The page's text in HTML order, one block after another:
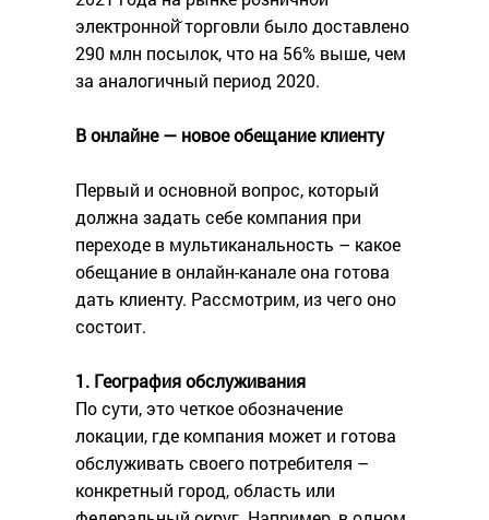
электронной̆ торговли было доставлено
290 млн посылок, что на 56% выше, чем
за аналогичный период 2020.
В онлайне — новое обещание клиенту
Первый и основной вопрос, который
должна задать себе компания при
переходе в мультиканальность – какое
обещание в онлайн-канале она готова
дать клиенту. Рассмотрим, из чего оно
состоит.
1. География обслуживания
По сути, это четкое обозначение
локации, где компания может и готова
обслуживать своего потребителя –
конкретный город, область или